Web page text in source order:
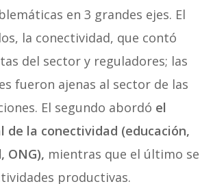
en 3 grandes ejes. El
la conectividad, que contó
del sector y reguladores; las
fueron ajenas al sector de las
El segundo abordó el
de la conectividad (educación,
ONG), mientras que el último se
productivas.